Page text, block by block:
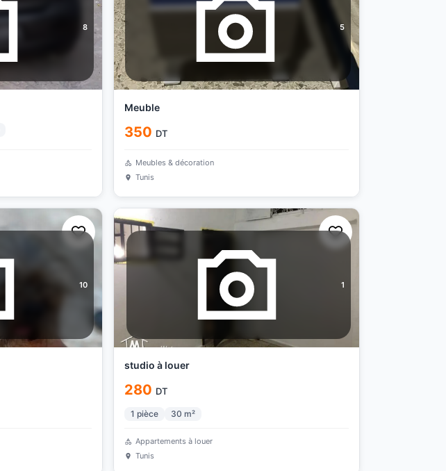
8 5
Meuble
350 DT
Meubles & décoration
Tunis
10 1
studio à louer
280 DT
1 pièce 30 m²
Appartements à louer
Tunis